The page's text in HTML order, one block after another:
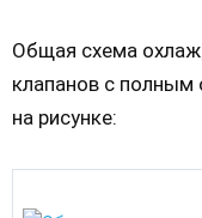
Общая схема
клапанов с полным
на рисунке: